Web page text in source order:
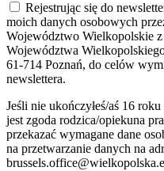
Rejestrując się do
moich danych osobowych
Województwo Wielkopolskie
Województwa
61-714 Poznań, do celów
newslettera.
Jeśli nie ukończyłeś/aś 16
jest zgoda rodzica/opiekuna
przekazać wymagane dane
na przetwarzanie danych na